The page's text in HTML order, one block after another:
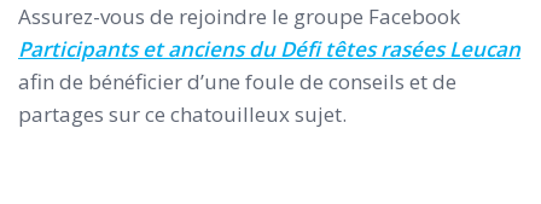
Assurez-vous de rejoindre le groupe Facebook
Participants et anciens du Défi têtes rasées Leucan
afin de bénéficier d’une foule de conseils et de
partages sur ce chatouilleux sujet.